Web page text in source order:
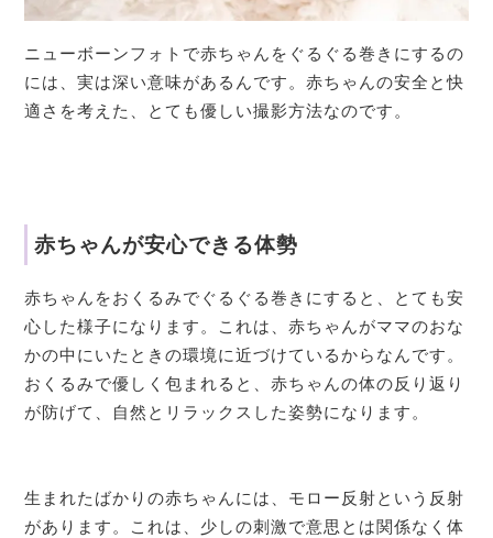
ニューボーンフォトで赤ちゃんをぐるぐる巻きにするの
には、実は深い意味があるんです。赤ちゃんの安全と快
適さを考えた、とても優しい撮影方法なのです。
赤ちゃんが安心できる体勢
赤ちゃんをおくるみでぐるぐる巻きにすると、とても安
心した様子になります。これは、赤ちゃんがママのおな
かの中にいたときの環境に近づけているからなんです。
おくるみで優しく包まれると、赤ちゃんの体の反り返り
が防げて、自然とリラックスした姿勢になります。
生まれたばかりの赤ちゃんには、モロー反射という反射
があります。これは、少しの刺激で意思とは関係なく体